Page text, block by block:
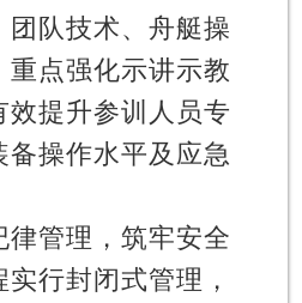
团队技术、舟艇操
重点强化示讲示教
效提升参训人员专
备操作水平及应急
管理，筑牢安全
行封闭式管理，